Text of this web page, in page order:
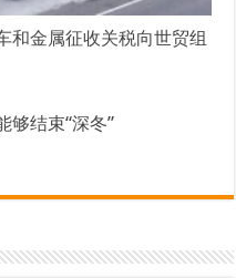
和金属征收关税向世贸组
够结束“深冬”